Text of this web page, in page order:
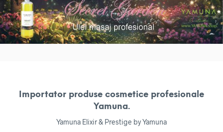
Importator produse cosmetice profesionale
Yamuna.
Yamuna Elixir & Prestige by Yamuna